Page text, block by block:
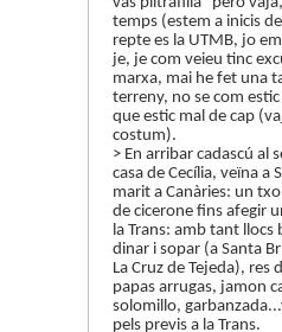
temps (estem a inicis
repte es la UTMB, jo
je, je com veieu tinc
marxa, mai he fet una
terreny, no se com
que estic mal de cap
costum).
> En arribar cadascú al
casa de Cecília, veïna a
marit a Canàries: un
de cicerone fins afegir
la Trans: amb tant llocs
dinar i sopar (a Santa
La Cruz de Tejeda), res
papas arrugas, jamon
solomillo,
pels previs a la Trans.